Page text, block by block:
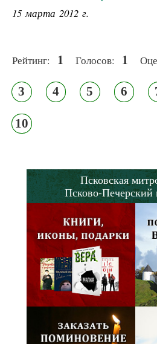
15 марта 2012 г.
Рейтинг: 1 Голосов: 1
3 4 5 6
10
Псковская
Псково-Печерский